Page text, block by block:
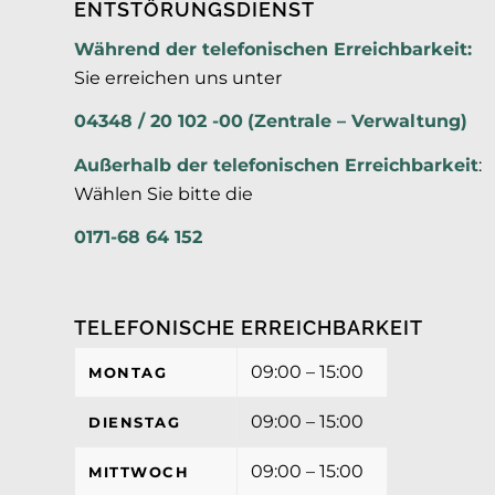
ENTSTÖRUNGSDIENST
Während der telefonischen Erreichbarkeit:
Sie erreichen uns unter
04348 / 20 102 -00 (Zentrale – Verwaltung)
Außerhalb der telefonischen Erreichbarkeit:
Wählen Sie bitte die
0171-68 64 152
TELEFONISCHE ERREICHBARKEIT
MONTAG 09:00 – 15:00
DIENSTAG 09:00 – 15:00
MITTWOCH 09:00 – 15:00